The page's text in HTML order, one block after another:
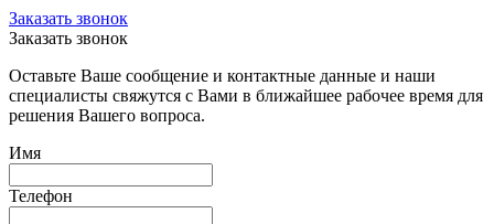
Заказать звонок
Заказать звонок
Оставьте Ваше сообщение и контактные данные и наши
специалисты свяжутся с Вами в ближайшее рабочее время для
решения Вашего вопроса.
Имя
Телефон